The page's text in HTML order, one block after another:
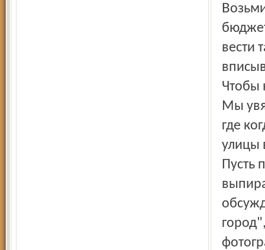
Возьмите программу "Жилье". На нее даже не надо
вести
Чтобы
Мы
где
улицы
Пусть